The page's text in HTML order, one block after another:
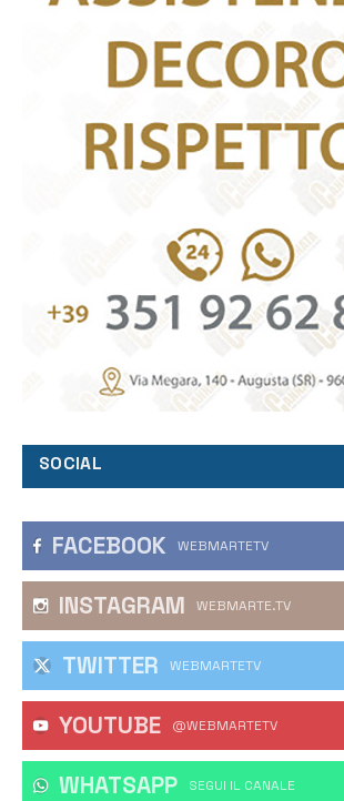
SOCIAL
FACEBOOK WEBMARTETV
INSTAGRAM WEBMARTE.TV
TWITTER WEBMARTETV
YOUTUBE @WEBMARTETV
WHATSAPP ‎SEGUI IL CANALE